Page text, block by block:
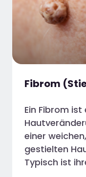
Fibrom
Ein Fibrom
einer
gestielten
Typisch ist